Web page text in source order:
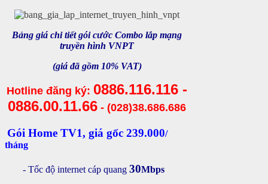
Bảng giá chi tiết gói cước Combo lắp mạng
truyền hình VNPT
(giá đã gồm 10% VAT)
Hotline đăng ký: 0886.116.116 -
0886.00.11.66 - (028)38.686.686
Gói Home TV1, giá gốc 239.000/
tháng
- Tốc độ internet cáp quang 30Mbps